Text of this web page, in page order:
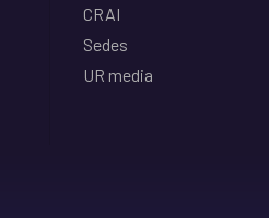
CRAI
Sedes
UR media